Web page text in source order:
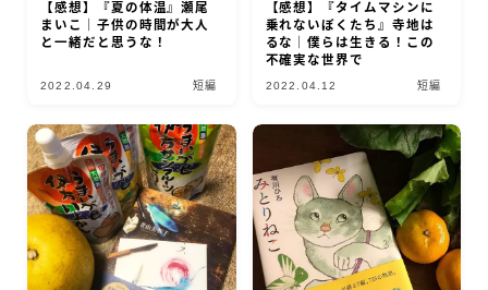
【感想】『夏の体温』瀬尾
まいこ｜子供の時間が大人
と一緒だと思うな！
2022.04.29 短編
【感想】『タイムマシンに
乗れないぼくたち』寺地は
るな｜僕らは生きる！この
不確実な世界で
2022.04.12 短編